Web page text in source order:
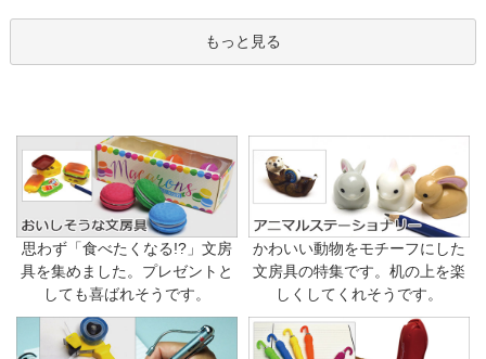
もっと見る
思わず「食べたくなる!?」文房
具を集めました。プレゼントと
しても喜ばれそうです。
かわいい動物をモチーフにした
文房具の特集です。机の上を楽
しくしてくれそうです。